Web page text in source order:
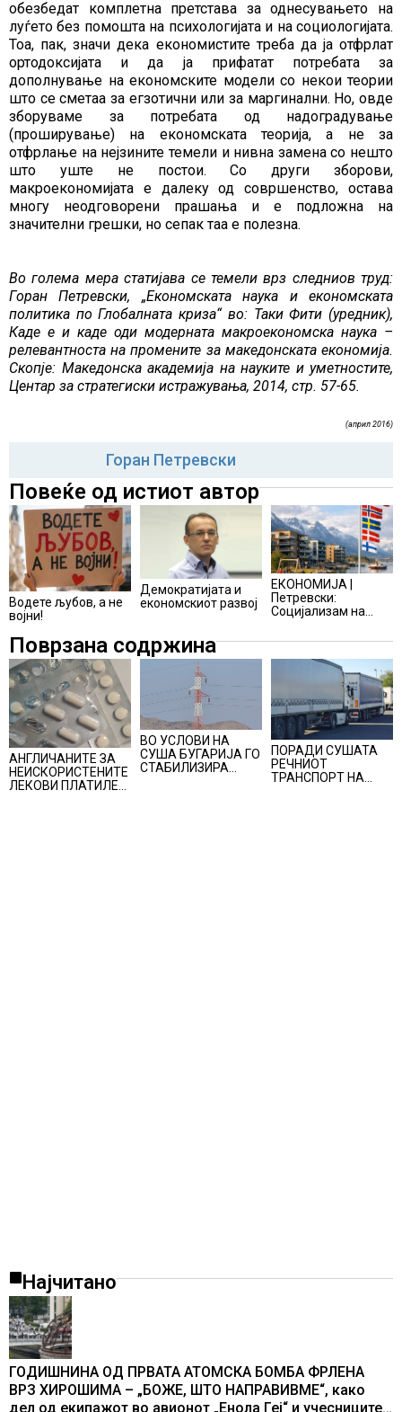
обезбедат комплетна претстава за однесувањето на
луѓето без помошта на психологијата и на социологијата.
Тоа, пак, значи дека економистите треба да ја отфрлат
ортодоксијата и да ја прифатат потребата за
дополнување на економските модели со некои теории
што се сметаа за егзотични или за маргинални. Но, овде
зборуваме за потребата од надоградување
(проширување) на економската теорија, а не за
отфрлање на нејзините темели и нивна замена со нешто
што уште не постои. Со други зборови,
макроекономијата е далеку од совршенство, остава
многу неодговорени прашања и е подложна на
значителни грешки, но сепак таа е полезна.
Во голема мера статијава се темели врз следниов труд:
Горан Петревски, „Економската наука и економската
политика по Глобалната криза“ во: Таки Фити (уредник),
Каде е и каде оди модерната макроекономска наука –
релевантноста на промените за македонската економија.
Скопје: Македонска академија на науките и уметностите,
Центар за стратегиски истражувања, 2014, стр. 57-65.
(април 2016)
Горан Петревски
Повеќе од истиот автор
Водете љубов, а не
војни!
Демократијата и
економскиот развој
ЕКОНОМИЈА |
Петревски:
Социјализам на
Поврзана содржина
АНГЛИЧАНИТЕ ЗА
НЕИСКОРИСТЕНИТЕ
ЛЕКОВИ ПЛАТИЛЕ
ВО УСЛОВИ НА
СУША БУГАРИЈА ГО
СТАБИЛИЗИРА
ПОРАДИ СУШАТА
РЕЧНИОТ
ТРАНСПОРТ НА
Најчитано
ГОДИШНИНА ОД ПРВАТА АТОМСКА БОМБА ФРЛЕНА
ВРЗ ХИРОШИМА – „БОЖЕ, ШТО НАПРАВИВМЕ“, како
дел од екипажот во авионот „Енола Геј“ и учесниците